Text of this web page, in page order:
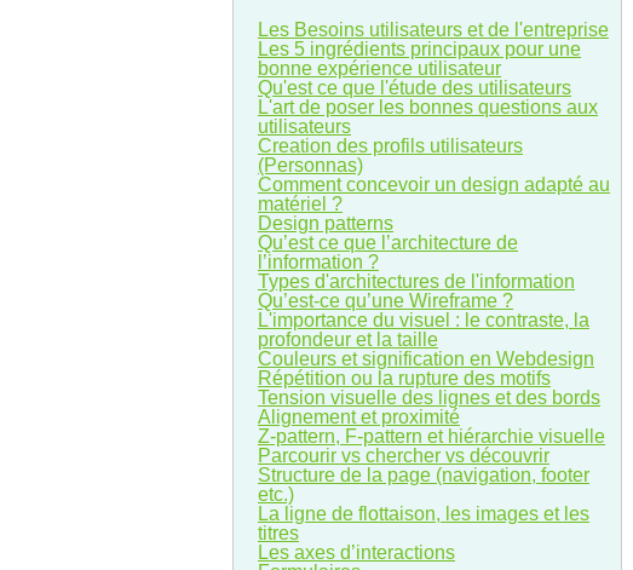
Les Besoins utilisateurs et de l'entreprise
Les 5 ingrédients principaux pour une
bonne expérience utilisateur
Qu'est ce que l'étude des utilisateurs
L'art de poser les bonnes questions aux
utilisateurs
Creation des profils utilisateurs
(Personnas)
Comment concevoir un design adapté au
matériel ?
Design patterns
Qu’est ce que l’architecture de
l’information ?
Types d'architectures de l'information
Qu’est-ce qu’une Wireframe ?
L'importance du visuel : le contraste, la
profondeur et la taille
Couleurs et signification en Webdesign
Répétition ou la rupture des motifs
Tension visuelle des lignes et des bords
Alignement et proximité
Z-pattern, F-pattern et hiérarchie visuelle
Parcourir vs chercher vs découvrir
Structure de la page (navigation, footer
etc.)
La ligne de flottaison, les images et les
titres
Les axes d’interactions